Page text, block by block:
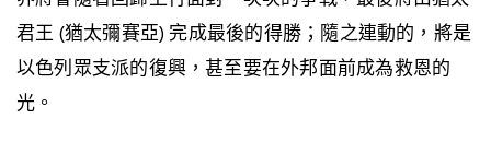
君王 (猶太彌賽亞) 完成最後的得勝；隨之連動的，將是
以色列眾支派的復興，甚至要在外邦面前成為救恩的
光。